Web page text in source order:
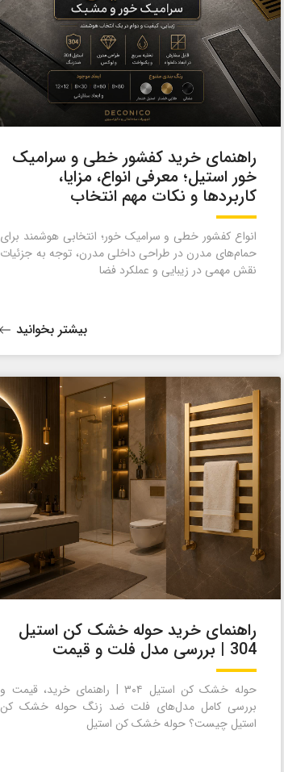
راهنمای خرید کفشور خطی و سرامیک
خور استیل؛ معرفی انواع، مزایا،
کاربردها و نکات مهم انتخاب
انواع کفشور خطی و سرامیک خور؛ انتخابی هوشمند برای
حمام‌های مدرن در طراحی داخلی مدرن، توجه به جزئیات
نقش مهمی در زیبایی و عملکرد فضا
بیشتر بخوانید
راهنمای خرید حوله خشک کن استیل
304 | بررسی مدل فلت و قیمت
حوله خشک کن استیل ۳۰۴ | راهنمای خرید، قیمت و
بررسی کامل مدل‌های فلت ضد زنگ حوله خشک کن
استیل چیست؟ حوله خشک کن استیل